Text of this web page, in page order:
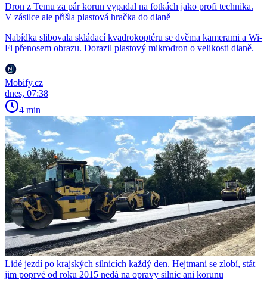
Dron z Temu za pár korun vypadal na fotkách jako profi technika.
V zásilce ale přišla plastová hračka do dlaně
Nabídka slibovala skládací kvadrokoptéru se dvěma kamerami a Wi-
Fi přenosem obrazu. Dorazil plastový mikrodron o velikosti dlaně.
Mobify.cz
dnes, 07:38
4 min
Lidé jezdí po krajských silnicích každý den. Hejtmani se zlobí, stát
jim poprvé od roku 2015 nedá na opravy silnic ani korunu